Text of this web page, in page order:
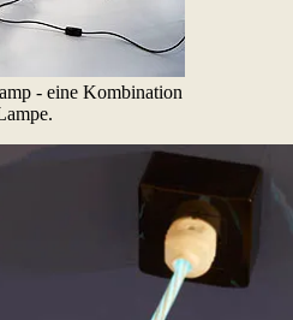
- eine Kombination